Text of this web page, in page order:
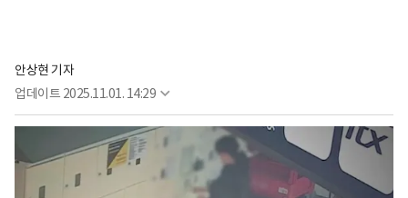
안상현 기자
업데이트 2025.11.01. 14:29